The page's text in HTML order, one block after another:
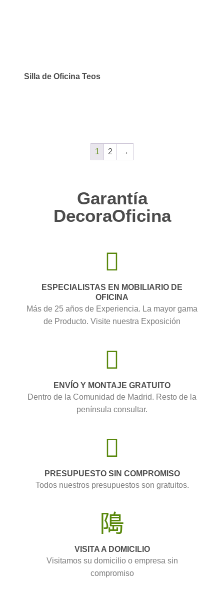
Silla de Oficina Teos
1 2 →
Garantía
DecoraOficina
ESPECIALISTAS EN MOBILIARIO DE
OFICINA
Más de 25 años de Experiencia. La mayor gama
de Producto. Visite nuestra Exposición
ENVÍO Y MONTAJE GRATUITO
Dentro de la Comunidad de Madrid. Resto de la
península consultar.
PRESUPUESTO SIN COMPROMISO
Todos nuestros presupuestos son gratuitos.
VISITA A DOMICILIO
Visitamos su domicilio o empresa sin
compromiso